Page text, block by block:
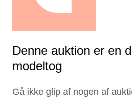
Denne auktion er en
modeltog
Gå ikke glip af nogen af